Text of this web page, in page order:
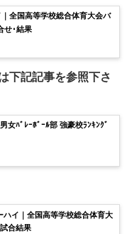
全国高等学校総合体育大会バ
せ･結果
下記記事を参照下さ
女ﾊﾞﾚｰﾎﾞｰﾙ部 強豪校ﾗﾝｷﾝｸﾞ
ハイ｜全国高等学校総合体育大
合結果